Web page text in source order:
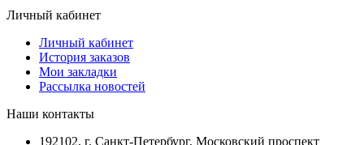
Личный кабинет
Личный кабинет
История заказов
Мои закладки
Рассылка новостей
Наши контакты
192102, г. Санкт-Петербург, Московский проспект